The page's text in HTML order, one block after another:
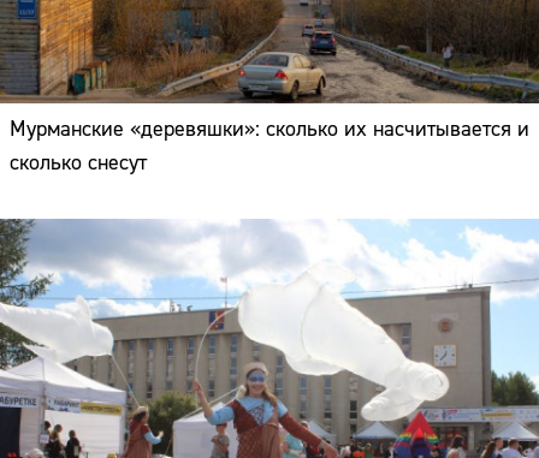
Мурманские «деревяшки»: сколько их насчитывается и
сколько снесут